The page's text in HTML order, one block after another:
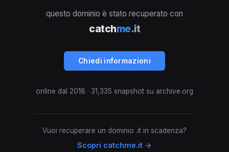
questo dominio è stato recuperato con
catchme.it
Chiedi informazioni
online dal 2018 · 31,335 snapshot su archive.org
Vuoi recuperare un dominio .it in scadenza?
Scopri catchme.it →